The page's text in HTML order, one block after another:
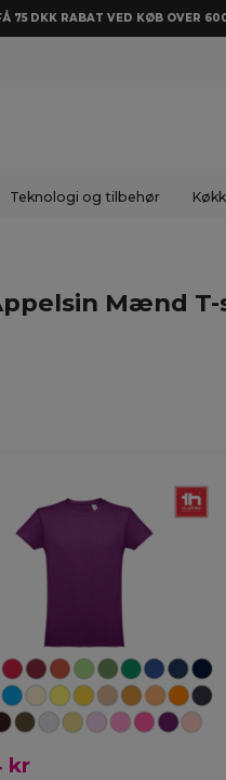
75 DKK RABAT VED KØB OVER
Teknologi og tilbehør
Mænd
kr